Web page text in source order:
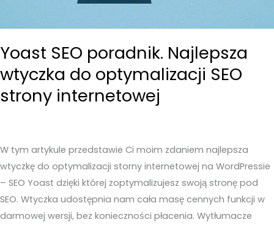
Yoast SEO poradnik. Najlepsza
wtyczka do optymalizacji SEO
strony internetowej
W tym artykule przedstawie Ci moim zdaniem najlepsza
wtyczkę do optymalizacji storny internetowej na WordPressie
– SEO Yoast dzięki której zoptymalizujesz swoją stronę pod
SEO. Wtyczka udostępnia nam cała masę cennych funkcji w
darmowej wersji, bez konieczności płacenia. Wytłumacze